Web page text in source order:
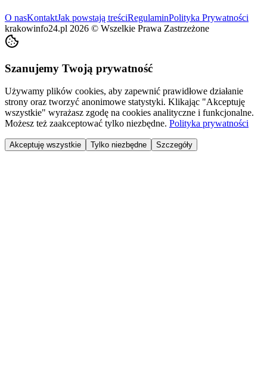
O nasKontaktJak powstają treściRegulaminPolityka Prywatności
krakowinfo24.pl 2026 © Wszelkie Prawa Zastrzeżone
Szanujemy Twoją prywatność
Używamy plików cookies, aby zapewnić prawidłowe działanie
strony oraz tworzyć anonimowe statystyki. Klikając "Akceptuję
wszystkie" wyrażasz zgodę na cookies analityczne i funkcjonalne.
Możesz też zaakceptować tylko niezbędne. Polityka prywatności
Akceptuję wszystkie Tylko niezbędne Szczegóły